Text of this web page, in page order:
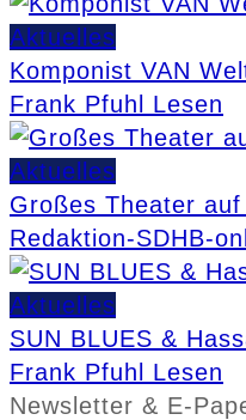
Aktuelles
Komponist VAN
Frank Pfuhl Lesen
Aktuelles
Großes Theater
Redaktion-SDHB-
Aktuelles
SUN BLUES &
Frank Pfuhl Lesen
Newsletter & E-